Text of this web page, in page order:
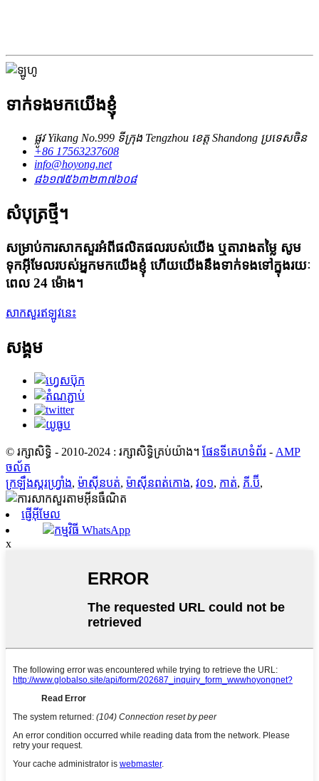
ទាក់ទងមកយើងខ្ញុំ
ផ្លូវ Yikang No.999 ទីក្រុង Tengzhou ខេត្ត Shandong ប្រទេសចិន
+86 17563237608
info@hoyong.net
៨៦១៧៥៦៣២៣៧៦០៨
សំបុត្រថ្មី។
សម្រាប់ការសាកសួរអំពីផលិតផលរបស់យើង ឬតារាងតម្លៃ សូម
ទុកអ៊ីមែលរបស់អ្នកមកយើងខ្ញុំ ហើយយើងនឹងទាក់ទងទៅក្នុងរយៈ
ពេល 24 ម៉ោង។
សាកសួរឥឡូវនេះ
សង្គម
© រក្សាសិទ្ធិ - 2010-2024 : រក្សាសិទ្ធិគ្រប់យ៉ាង។ ផែនទីគេហទំព័រ - AMP
ចល័ត
ក្រឡឹងស្គរហ្វ្រាំង, ម៉ាស៊ីនបត់, ម៉ាស៊ីនពត់កោង, វ០១, កាត់, ភី.ប៊ី,
ផ្ញើអ៊ីមែល
កម្មវិធី WhatsApp
x